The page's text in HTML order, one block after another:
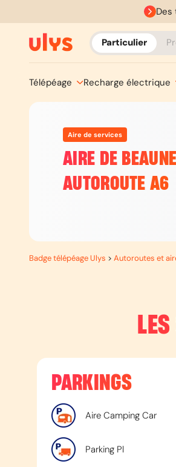
Des
Particulier
Télépéage Recharge électrique
Aire de services
AIRE DE
AUTOROUTE A6
Badge télépéage Ulys > Autoroutes et
PARKINGS
Aire Camping Car
Parking Pl